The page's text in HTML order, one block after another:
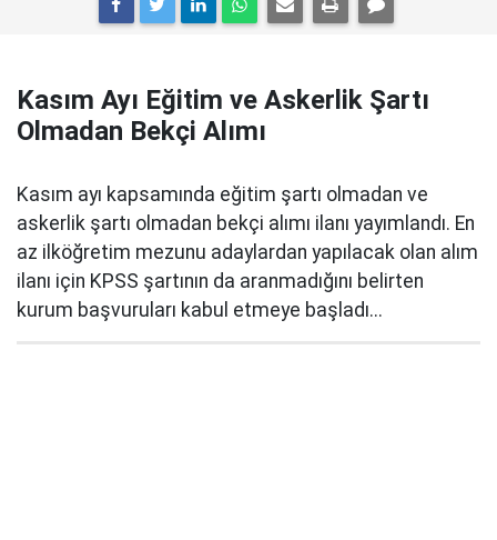
Kasım Ayı Eğitim ve Askerlik Şartı
Olmadan Bekçi Alımı
Kasım ayı kapsamında eğitim şartı olmadan ve
askerlik şartı olmadan bekçi alımı ilanı yayımlandı. En
az ilköğretim mezunu adaylardan yapılacak olan alım
ilanı için KPSS şartının da aranmadığını belirten
kurum başvuruları kabul etmeye başladı...